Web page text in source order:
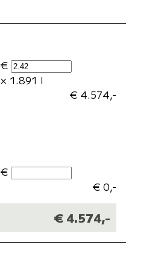
€
× 1.891 l
€ 4.574,-
€
€ 0,-
€ 4.574,-